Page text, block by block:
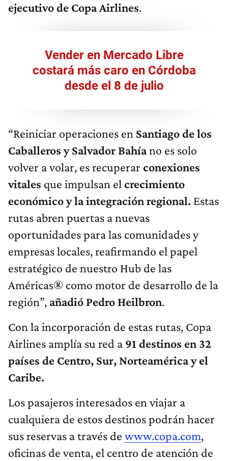
ejecutivo de Copa Airlines.
Vender en Mercado Libre
costará más caro en Córdoba
desde el 8 de julio
“Reiniciar operaciones en Santiago de los
Caballeros y Salvador Bahíano es solo
volver a volar, es recuperar conexiones
vitales que impulsan el crecimiento
económico y la integración regional. Estas
rutas abren puertas a nuevas
oportunidades para las comunidades y
empresas locales, reafirmando el papel
estratégico de nuestro Hub de las
Américas® como motor de desarrollo de la
región”, añadió Pedro Heilbron.
Con la incorporación de estas rutas, Copa
Airlines amplía su red a 91 destinos en 32
países de Centro, Sur, Norteamérica y el
Caribe.
Los pasajeros interesados en viajar a
cualquiera de estos destinos podrán hacer
sus reservas a través de www.copa.com,
oficinas de venta, el centro de atención de